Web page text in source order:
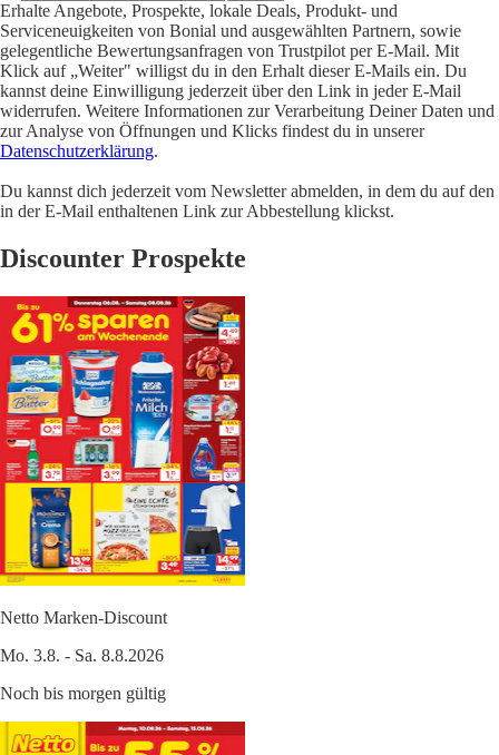
Erhalte Angebote, Prospekte, lokale Deals, Produkt- und
Serviceneuigkeiten von Bonial und ausgewählten Partnern, sowie
gelegentliche Bewertungsanfragen von Trustpilot per E-Mail. Mit
Klick auf „Weiter" willigst du in den Erhalt dieser E-Mails ein. Du
kannst deine Einwilligung jederzeit über den Link in jeder E-Mail
widerrufen. Weitere Informationen zur Verarbeitung Deiner Daten und
zur Analyse von Öffnungen und Klicks findest du in unserer
Datenschutzerklärung.
Du kannst dich jederzeit vom Newsletter abmelden, in dem du auf den
in der E-Mail enthaltenen Link zur Abbestellung klickst.
Discounter Prospekte
Netto Marken-Discount
Mo. 3.8. - Sa. 8.8.2026
Noch bis morgen gültig